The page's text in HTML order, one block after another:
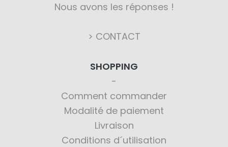
Nous avons les réponses !
> CONTACT
SHOPPING
Comment commander
Modalité de paiement
Livraison
Conditions d´utilisation